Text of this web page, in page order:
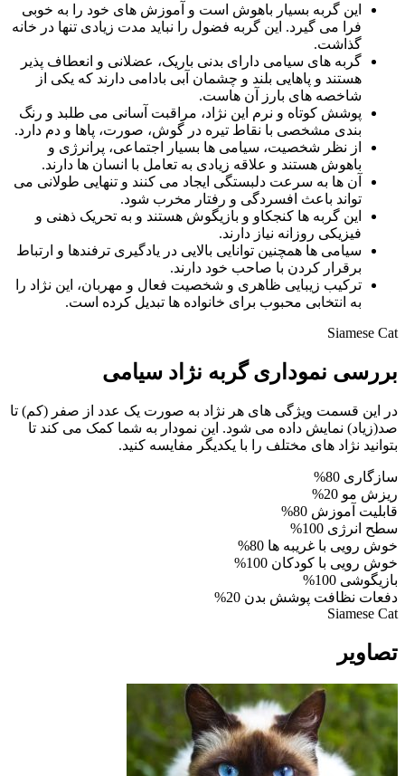
این گربه بسیار باهوش است و آموزش های خود را به خوبی
فرا می گیرد. این گربه فضول را نباید مدت زیادی تنها در خانه
گذاشت.
گربه‌ های سیامی دارای بدنی باریک، عضلانی و انعطاف‌ پذیر
هستند و پاهایی بلند و چشمان آبی بادامی دارند که یکی از
شاخصه‌ های بارز آن‌ هاست.
پوشش کوتاه و نرم این نژاد، مراقبت آسانی می‌ طلبد و رنگ‌
بندی مشخصی با نقاط تیره در گوش، صورت، پاها و دم دارد.
از نظر شخصیت، سیامی‌ ها بسیار اجتماعی، پرانرژی و
باهوش هستند و علاقه زیادی به تعامل با انسان‌ ها دارند.
آن‌ ها به‌ سرعت دلبستگی ایجاد می‌ کنند و تنهایی طولانی می‌
تواند باعث افسردگی و رفتار مخرب شود.
این گربه‌ ها کنجکاو و بازیگوش هستند و به تحریک ذهنی و
فیزیکی روزانه نیاز دارند.
سیامی‌ ها همچنین توانایی بالایی در یادگیری ترفندها و ارتباط
برقرار کردن با صاحب خود دارند.
ترکیب زیبایی ظاهری و شخصیت فعال و مهربان، این نژاد را
به انتخابی محبوب برای خانواده‌ ها تبدیل کرده است.
Siamese Cat
بررسی نموداری گربه نژاد سیامی
در این قسمت ویژگی های هر نژاد به صورت یک عدد از صفر (کم) تا
صد(زیاد) نمایش داده می شود. این نمودار به شما کمک می کند تا
بتوانید نژاد های مختلف را با یکدیگر مفایسه کنید.
سازگاری 80%
ریزش مو 20%
قابلیت آموزش 80%
سطح انرژی 100%
خوش رویی با غریبه ها 80%
خوش رویی با کودکان 100%
بازیگوشی 100%
دفعات نظافت پوشش بدن 20%
Siamese Cat
تصاویر